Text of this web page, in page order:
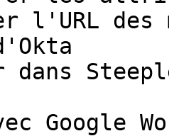
l'URL des
dans
Google